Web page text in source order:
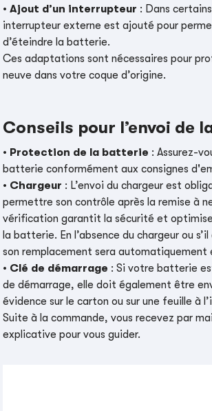
•Ajout d’un interrupteur : Dans
interrupteur externe est ajouté pour
d’éteindre la batterie.
Ces adaptations sont nécessaires pour
neuve dans votre coque d’origine.
Conseils pour l’envoi de
• Protection de la batterie : Assurez-
batterie conformément aux consignes
• Chargeur : L’envoi du chargeur est
permettre son contrôle après la remise à
vérification garantit la sécurité et
la batterie. En l’absence du chargeur ou
son remplacement sera
• Clé de démarrage : Si votre batterie
de démarrage, elle doit également être
évidence sur le carton ou sur une feuille à
Suite à la commande, vous recevez par
explicative pour vous guider.